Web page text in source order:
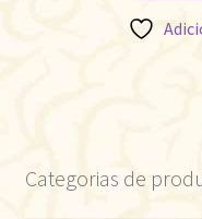
Categorias de